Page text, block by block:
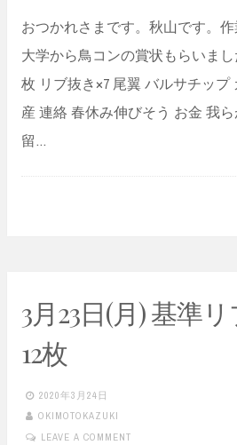
おつかれさまです。秋山です。
大学から鳥コンの賞状もらいま
枚 リブ抜き×7 尾翼 バルサチッ
産 連絡 春休み伸びそう お金 我
留…
3月23日(月) 基準
12枚
2020年3月24日
OKIMOTOKAZUKI
LEAVE A COMMENT